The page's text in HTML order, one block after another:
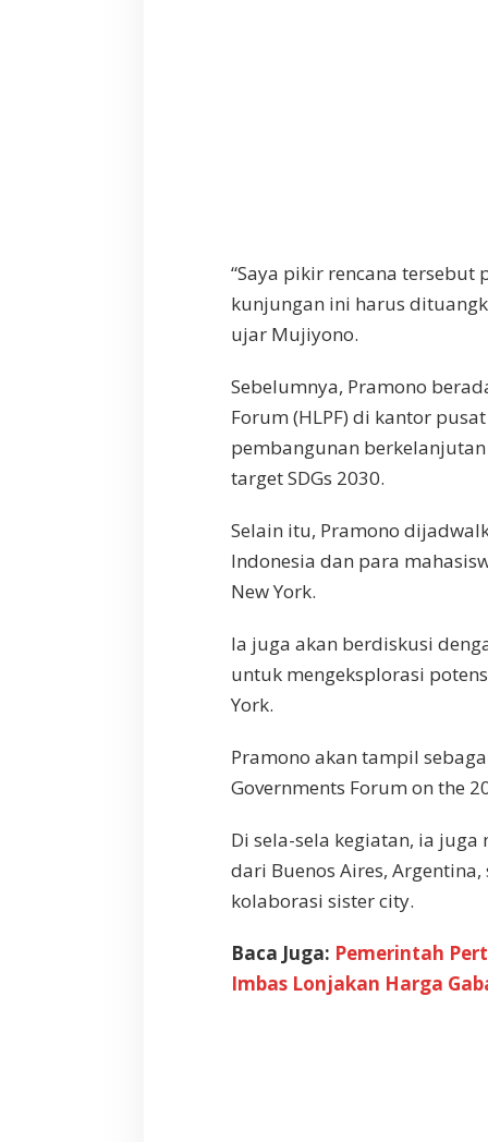
“Saya pikir rencana
kunjungan ini harus
ujar Mujiyono.
Sebelumnya, Pramono
Forum (HLPF) di kantor
pembangunan
target SDGs 2030.
Selain itu, Pramono
Indonesia dan para
New York.
Ia juga akan berdiskusi
untuk mengeksplorasi
York.
Pramono akan tampil
Governments Forum on the
Di sela-sela kegiatan, ia
dari Buenos Aires,
kolaborasi sister city.
Baca Juga: Pemerintah
Imbas Lonjakan Harga